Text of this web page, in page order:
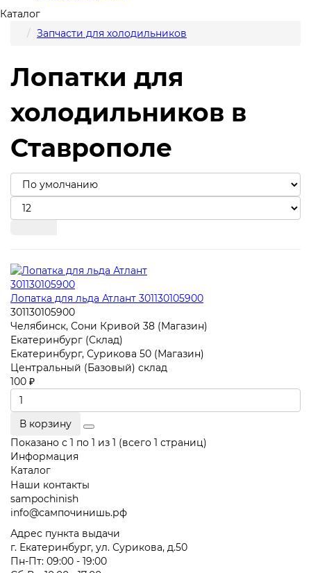
Каталог
Запчасти для холодильников
Лопатки для
холодильников в
Ставрополе
Лопатка для льда Атлант 301130105900
301130105900
Челябинск, Сони Кривой 38 (Магазин)
Екатеринбург (Склад)
Екатеринбург, Сурикова 50 (Магазин)
Центральный (Базовый) склад
100 ₽
В корзину
Показано с 1 по 1 из 1 (всего 1 страниц)
Информация
Каталог
Наши контакты
sampochinish
info@сампочинишь.рф
Адрес пункта выдачи
г. Екатеринбург, ул. Сурикова, д.50
Пн-Пт: 09:00 - 19:00